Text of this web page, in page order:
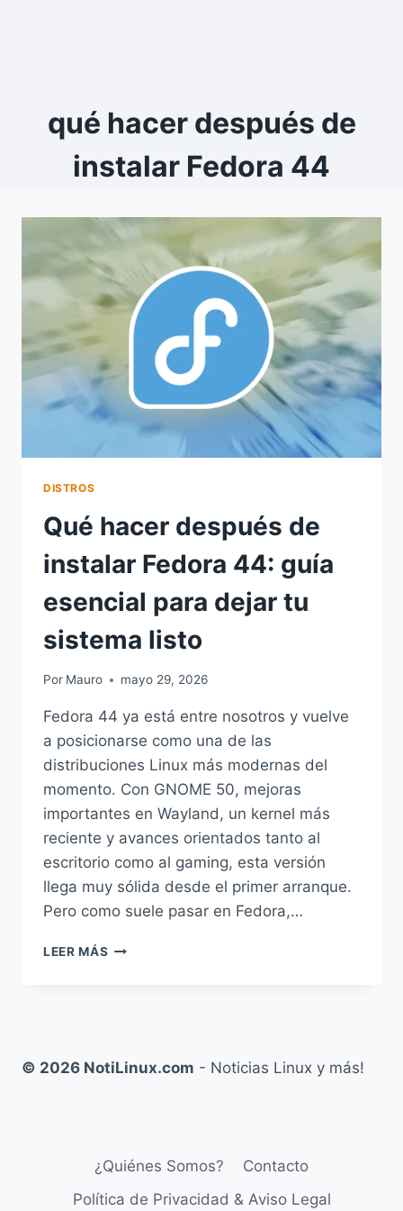
qué hacer después de
instalar Fedora 44
DISTROS
Qué hacer después de
instalar Fedora 44: guía
esencial para dejar tu
sistema listo
Por Mauro mayo 29, 2026
Fedora 44 ya está entre nosotros y vuelve
a posicionarse como una de las
distribuciones Linux más modernas del
momento. Con GNOME 50, mejoras
importantes en Wayland, un kernel más
reciente y avances orientados tanto al
escritorio como al gaming, esta versión
llega muy sólida desde el primer arranque.
Pero como suele pasar en Fedora,…
LEER MÁS QUÉ
44:
SISTEMA
LISTO
© 2026 NotiLinux.com - Noticias Linux y más!
¿Quiénes Somos?
Contacto
Política de Privacidad & Aviso Legal